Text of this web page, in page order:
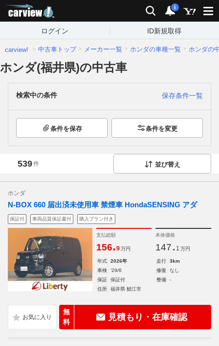
検索 通知
i
ログイン ID新規取得
carview! 中古車トップ メーカー一覧 ホンダの車種一覧 ホンダの
ホンダ(福井県)の中古車
検索中の条件 保存条件一覧
条件を保存 条件を変更
539件 並び替え
ホンダ
N-BOX 660 届出済未使用車 禁煙車 HondaSENSING アダ
保証付 車両品質保証書付 購入プラン付き
支払総額
156.9 万円
本体価格
147. 1 万円
年式 2026年 走行
3km
車検
'29/6 修復
なし
保証
保証付 整備
-
住所
福井県 鯖江市
無
料
見積もり・在庫確認